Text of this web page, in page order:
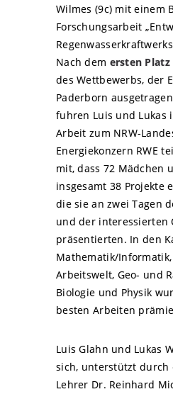
Wilmes (9c) mit einem
Forschungsarbeit
Nach dem ersten
des Wettbewerbs, der
Paderborn
fuhren Luis und
Arbeit zum NRW-
Energiekonzern RWE
mit, dass 72 Mädchen
insgesamt 38 Projekte
die sie an zwei Tagen
und der interessierten
präsentierten. In den
Mathematik/Informatik,
Arbeitswelt, Geo- und
Biologie und Physik
besten Arbeiten
Luis Glahn und Lukas
sich, unterstützt durch
Lehrer Dr. Reinhard